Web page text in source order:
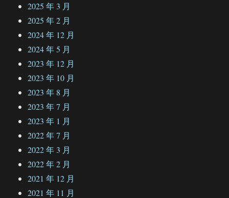
2025 年 3 月
2025 年 2 月
2024 年 12 月
2024 年 5 月
2023 年 12 月
2023 年 10 月
2023 年 8 月
2023 年 7 月
2023 年 1 月
2022 年 7 月
2022 年 3 月
2022 年 2 月
2021 年 12 月
2021 年 11 月